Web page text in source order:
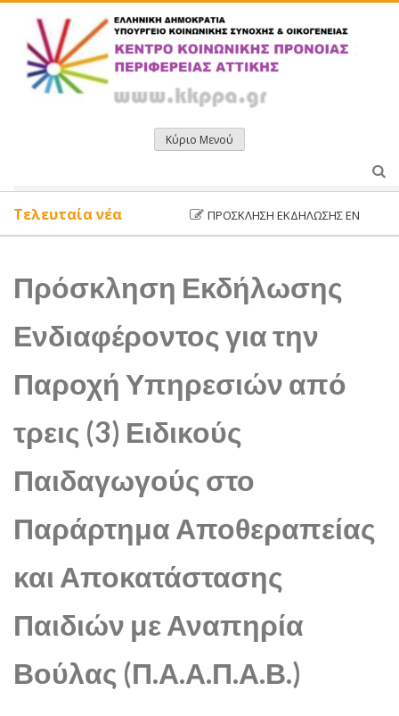
περιεχόμενο
Κύριο Μενού
ΠΡΌΣΚΛΗΣΗ ΕΚΔΉΛΩΣΗΣ
Τελευταία νέα
Πρόσκληση Εκδήλωσης
Ενδιαφέροντος για την
Παροχή Υπηρεσιών από
τρεις (3) Ειδικούς
Παιδαγωγούς στο
Παράρτημα Αποθεραπείας
και Αποκατάστασης
Παιδιών με Αναπηρία
Βούλας (Π.Α.Α.Π.Α.Β.)